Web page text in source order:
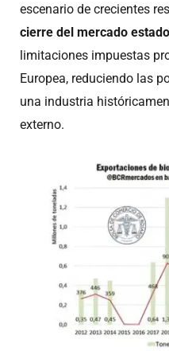
escenario de crecientes
cierre del mercado
limitaciones impuestas
Europea, reduciendo las
una industria
externo.